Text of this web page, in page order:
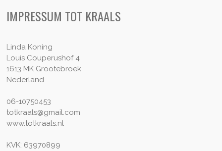
IMPRESSUM TOT KRAALS
Linda Koning
Louis Couperushof 4
1613 MK Grootebroek
Nederland
06-10750453
totkraals@gmail.com
www.totkraals.nl
KVK: 63970899